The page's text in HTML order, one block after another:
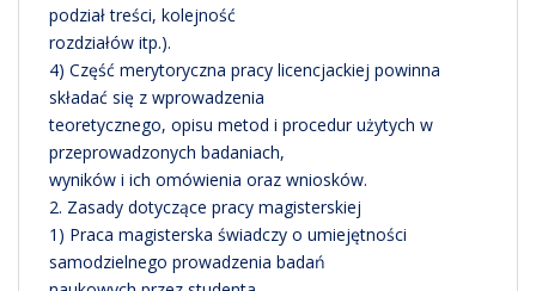
podział treści, kolejność
rozdziałów itp.).
4) Część merytoryczna pracy licencjackiej powinna
składać się z wprowadzenia
teoretycznego, opisu metod i procedur użytych w
przeprowadzonych badaniach,
wyników i ich omówienia oraz wniosków.
2. Zasady dotyczące pracy magisterskiej
1) Praca magisterska świadczy o umiejętności
samodzielnego prowadzenia badań